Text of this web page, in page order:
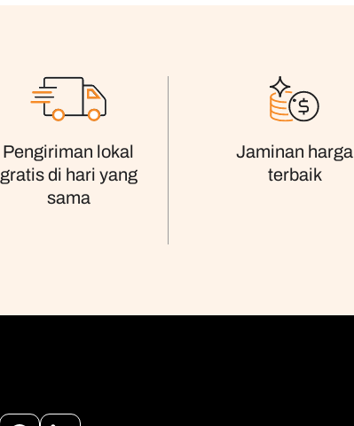
Pengiriman lokal
gratis di hari yang
sama
Jaminan harga
terbaik